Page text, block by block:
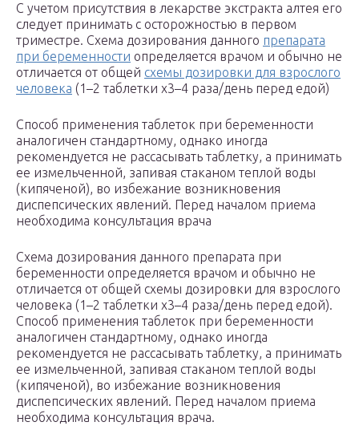
C учетом присутствия в лекарстве экстракта алтея его
следует принимать c осторожностью в первом
триместре. Схема дозирования данного препарата
при беременности определяется врачом и обычно не
отличается от общей схемы дозировки для взрослого
человека (1–2 таблетки х3–4 раза/день перед едой)
Способ применения таблеток при беременности
аналогичен стандартному, однако иногда
рекомендуется не рассасывать таблетку, а принимать
ее измельченной, запивая стаканом теплой воды
(кипяченой), во избежание возникновения
диспепсических явлений. Пeред началом приема
необходима консультация врача
Схема дозирования данного препарата при
беременности определяется врачом и обычно не
отличается от общей схемы дозировки для взрослого
человека (1–2 таблетки х3–4 раза/день перед едой).
Способ применения таблеток при беременности
аналогичен стандартному, однако иногда
рекомендуется не рассасывать таблетку, а принимать
ее измельченной, запивая стаканом теплой воды
(кипяченой), во избежание возникновения
диспепсических явлений. Пeред началом приема
необходима консультация врача.